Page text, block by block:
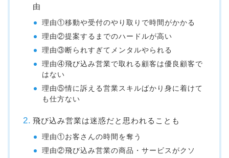
由
理由①移動や受付のやり取りで時間がかかる
理由②提案するまでのハードルが高い
理由③断られすぎてメンタルやられる
理由④飛び込み営業で取れる顧客は優良顧客で
はない
理由⑤情に訴える営業スキルばかり身に着けて
も仕方ない
飛び込み営業は迷惑だと思われることも
理由①お客さんの時間を奪う
理由②飛び込み営業の商品・サービスがクソ